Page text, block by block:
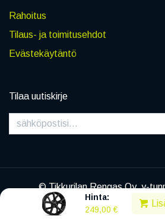
Hinta:
249,00 €
Rahoitus
Tilaus- ja toimitusehdot
Evästekäytäntö
Tilaa uutiskirje
© Tikkurilan Rengas Oy, y-
|